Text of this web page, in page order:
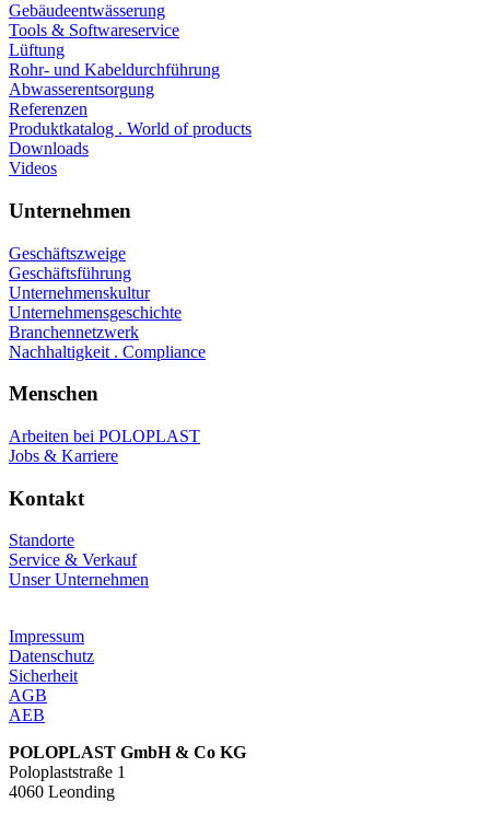
Gebäudeentwässerung
Tools & Softwareservice
Lüftung
Rohr- und Kabeldurchführung
Abwasserentsorgung
Referenzen
Produktkatalog . World of products
Downloads
Videos
Unternehmen
Geschäftszweige
Geschäftsführung
Unternehmenskultur
Unternehmensgeschichte
Branchennetzwerk
Nachhaltigkeit . Compliance
Menschen
Arbeiten bei POLOPLAST
Jobs & Karriere
Kontakt
Standorte
Service & Verkauf
Unser Unternehmen
Impressum
Datenschutz
Sicherheit
AGB
AEB
POLOPLAST GmbH & Co KG
Poloplaststraße 1
4060 Leonding